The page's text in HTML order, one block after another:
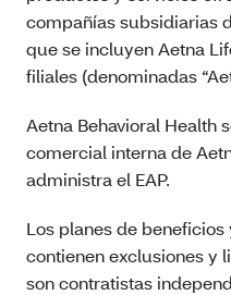
compañías subsidiarias
que se incluyen Aetna
filiales (denominadas
Aetna Behavioral Health
comercial interna de
administra el EAP.
Los planes de
contienen exclusiones y
son contratistas